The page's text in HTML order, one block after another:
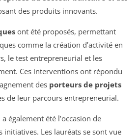
des produits innovants.
ont été proposés, permettant
comme la création d’activité en
le test entrepreneurial et les
Ces interventions ont répondu
des porteurs de projets
de leur parcours entrepreneurial.
également été l’occasion de
initiatives. Les lauréats se sont vue